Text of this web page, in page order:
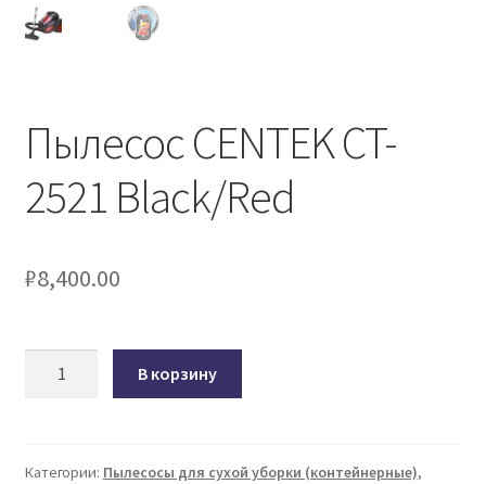
Пылесос CENTEK CT-
2521 Black/Red
₽8,400.00
CT-
В корзину
Категории: Пылесосы для сухой уборки (контейнерные),